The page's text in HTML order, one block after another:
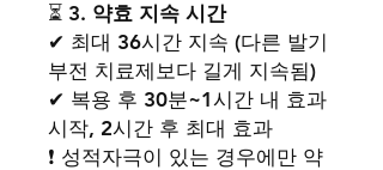
⏳ 3. 약효 지속 시간
✔ 최대 36시간 지속 (다른 발기
부전 치료제보다 길게 지속됨)
✔ 복용 후 30분~1시간 내 효과
시작, 2시간 후 최대 효과
❗ 성적자극이 있는 경우에만 약